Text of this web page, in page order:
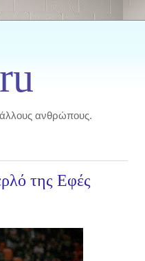
άλλους ανθρώπους.
της Εφές